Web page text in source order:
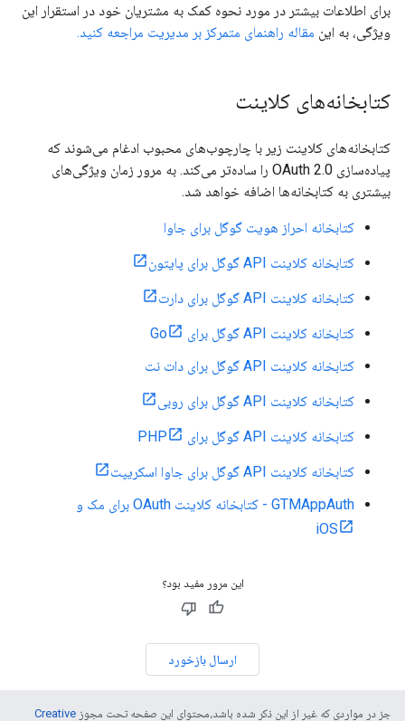
برای اطلاعات بیشتر در مورد نحوه کمک به مشتریان خود در استقرار این
ویژگی، به این مقاله راهنمای متمرکز بر مدیریت مراجعه کنید.
کتابخانه‌های کلاینت
کتابخانه‌های کلاینت زیر با چارچوب‌های محبوب ادغام می‌شوند که
پیاده‌سازی OAuth 2.0 را ساده‌تر می‌کند. به مرور زمان ویژگی‌های
بیشتری به کتابخانه‌ها اضافه خواهد شد.
کتابخانه احراز هویت گوگل برای جاوا
کتابخانه کلاینت API گوگل برای پایتون
کتابخانه کلاینت API گوگل برای دارت
کتابخانه کلاینت API گوگل برای Go
کتابخانه کلاینت API گوگل برای دات نت
کتابخانه کلاینت API گوگل برای روبی
کتابخانه کلاینت API گوگل برای PHP
کتابخانه کلاینت API گوگل برای جاوا اسکریپت
GTMAppAuth - کتابخانه کلاینت OAuth برای مک و
iOS
این مرور مفید بود؟
ارسال بازخورد
جز در مواردی که غیر از این ذکر شده باشد،‌محتوای این صفحه تحت مجوز Creative